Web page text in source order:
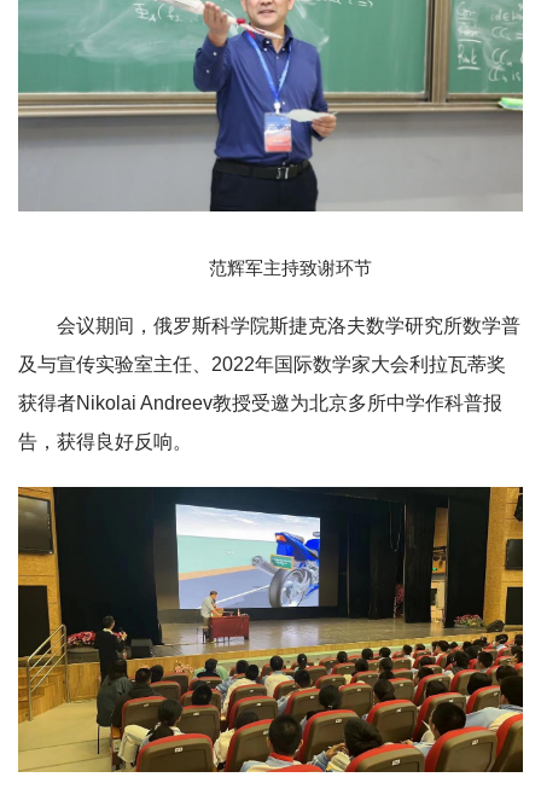
范辉军主持致谢环节
会议期间，俄罗斯科学院斯捷克洛夫数学研究所数学普
及与宣传实验室主任、2022年国际数学家大会利拉瓦蒂奖
获得者Nikolai Andreev教授受邀为北京多所中学作科普报
告，获得良好反响。